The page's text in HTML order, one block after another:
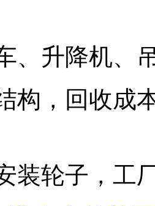
、升降机、
构，回收成
装轮子，工